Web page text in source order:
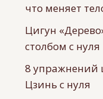
что меняет
Цигун
столбом с нуля
8 упражнений
Цзинь с нуля